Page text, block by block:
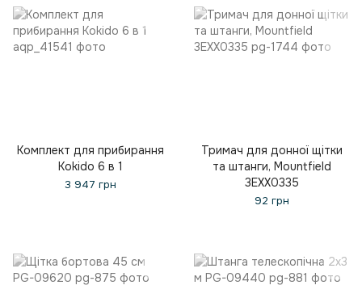
Комплект для прибирання
Kokido 6 в 1
3 947 грн
Тримач для донної щітки
та штанги, Mountfield
3EXX0335
92 грн